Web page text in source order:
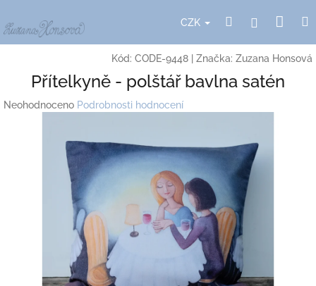
na
obsah
CZK HledatPřihlášení
Kód: CODE-9448 Značka: Zuzana Honsová
Přítelkyně - polštář bavlna satén
Průměrné
Neohodnoceno Podrobnosti hodnocení